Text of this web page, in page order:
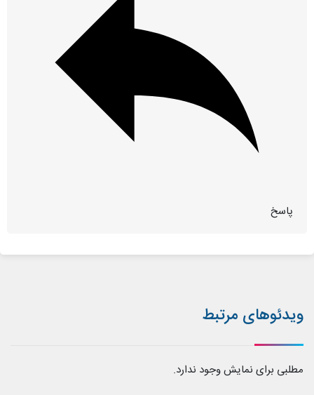
پاسخ
ویدئوهای مرتبط
مطلبی برای نمایش وجود ندارد.